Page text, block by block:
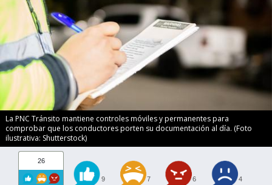
La PNC Tránsito mantiene controles móviles y permanentes para
comprobar que los conductores porten su documentación al día. (Foto
ilustrativa: Shutterstock)
26
9 7 6 4